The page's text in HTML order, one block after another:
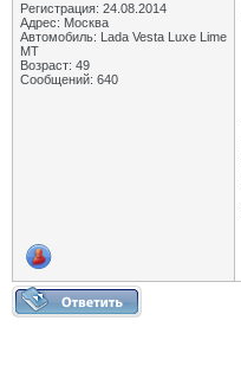
Регистрация: 24.08.2014
Адрес: Москва
Автомобиль: Lada Vesta Luxe Lime
MT
Возраст: 49
Сообщений: 640